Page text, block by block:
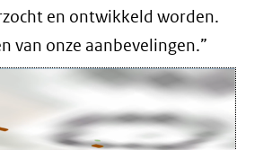
en ontwikkeld worden.
van onze aanbevelingen.”